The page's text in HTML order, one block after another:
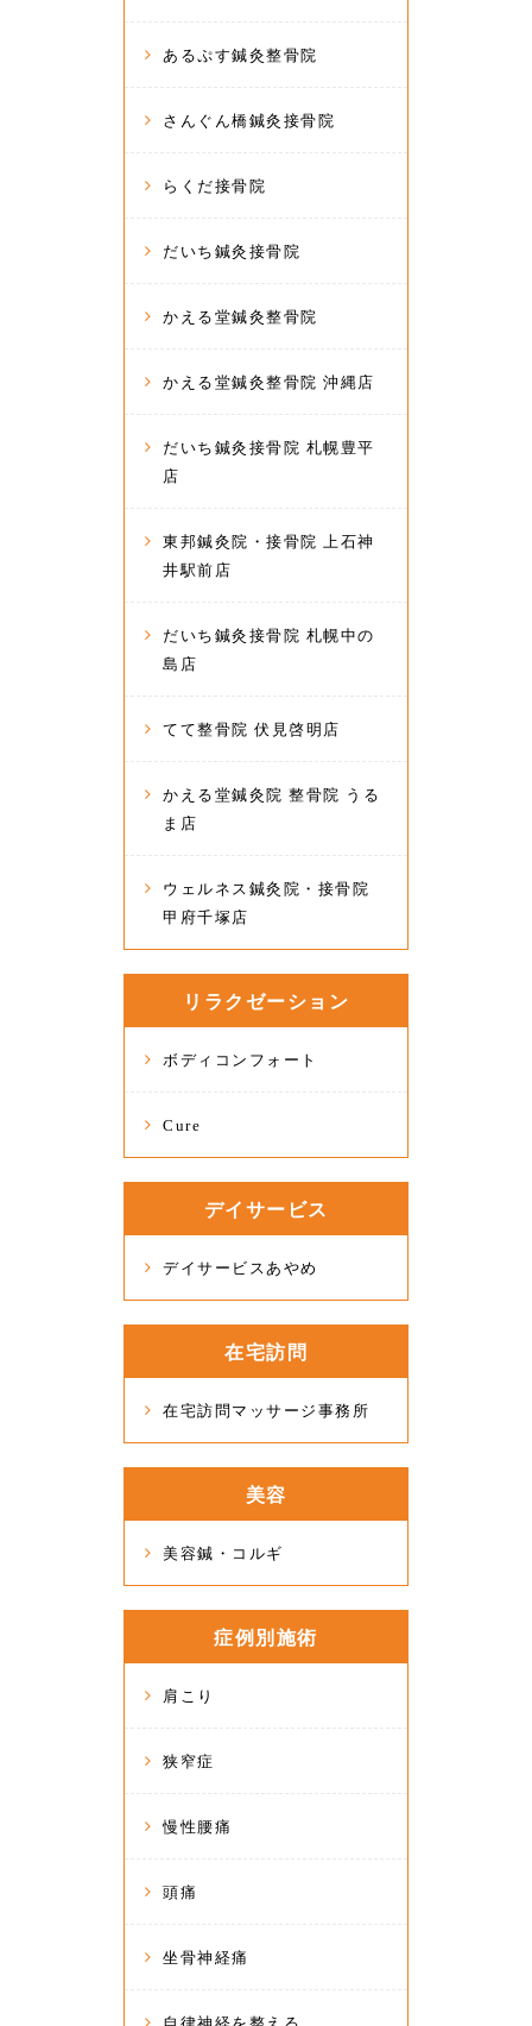
あるぷす鍼灸整骨院
さんぐん橋鍼灸接骨院
らくだ接骨院
だいち鍼灸接骨院
かえる堂鍼灸整骨院
かえる堂鍼灸整骨院 沖縄店
だいち鍼灸接骨院 札幌豊平
店
東邦鍼灸院・接骨院 上石神
井駅前店
だいち鍼灸接骨院 札幌中の
島店
てて整骨院 伏見啓明店
かえる堂鍼灸院 整骨院 うる
ま店
ウェルネス鍼灸院・接骨院
甲府千塚店
リラクゼーション
ボディコンフォート
Cure
デイサービス
デイサービスあやめ
在宅訪問
在宅訪問マッサージ事務所
美容
美容鍼・コルギ
症例別施術
肩こり
狭窄症
慢性腰痛
頭痛
坐骨神経痛